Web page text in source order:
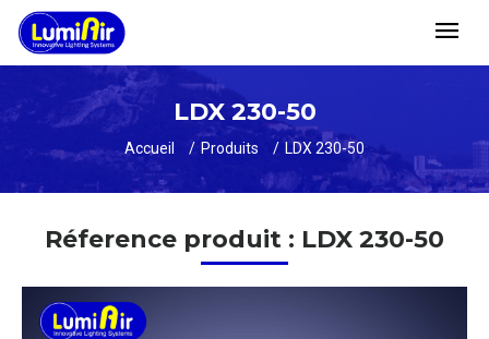
LDX 230-50
Accueil Produits LDX 230-50
Réference produit : LDX 230-50